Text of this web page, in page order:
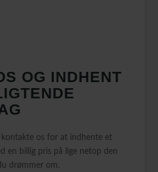
OG INDHENT
os for at indhente et
en billig pris på lige netop den
drømmer om.